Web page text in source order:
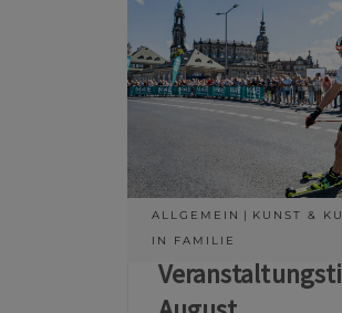
ALLGEMEIN KUNST &
IN FAMILIE